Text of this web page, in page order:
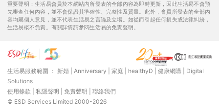
重要聲明：生活易會員於本網站內所發表的全部內容為即時更新，因此生活易不會預
先審查任何內容，並不會保證其準確性、完整性及質量。此外，會員所發表的全部內
容均屬個人意見，並不代表生活易之言論及立場。如從而引起任何損失或法律糾紛，
生活易概不負責。有關詳情請參閱生活易的免責聲明。
生活易服務範圍 ： 新婚 Anniversary 家庭 healthyD 健康網購
Digital
Solutions
使用條款
私隱聲明 免責聲明
聯絡我們
© ESD Services Limited 2000-2026